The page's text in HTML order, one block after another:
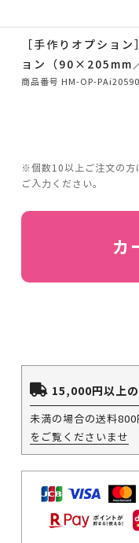
［手作りオプショ
ョン（90×205mm
商品番号 HM-OP-PAi20590
カ
15,000円以上
未満の場合の送料800
をご覧くださいませ